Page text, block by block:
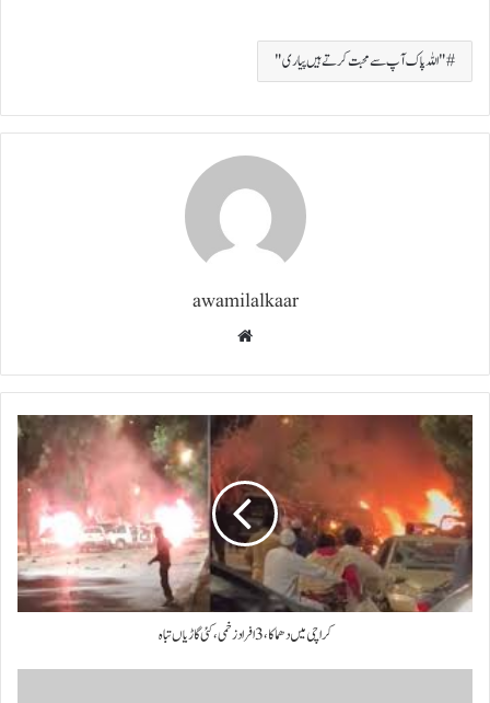
"اللہ پاک آپ سے محبت کرتے ہیں پیاری"
awamilalkaar
کراچی میں دھماکا، 3 افراد زخمی، کئی گاڑیاں تباہ